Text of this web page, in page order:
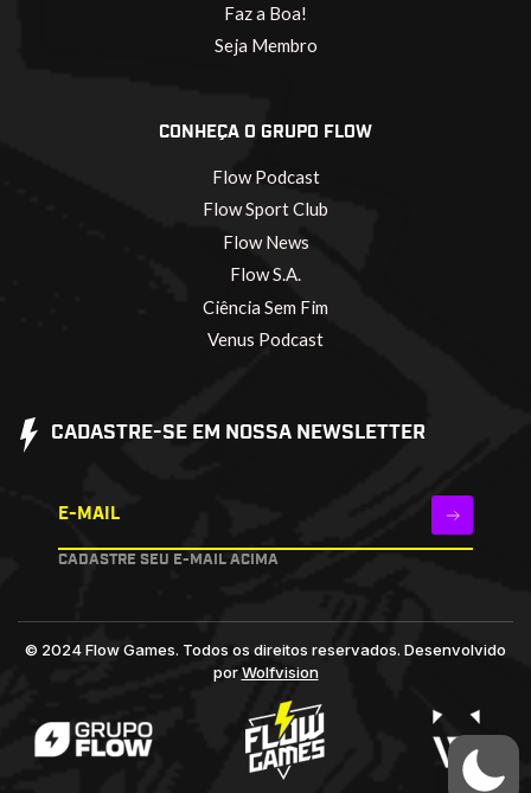
Faz a Boa!
Seja Membro
CONHEÇA O GRUPO FLOW
Flow Podcast
Flow Sport Club
Flow News
Flow S.A.
Ciência Sem Fim
Venus Podcast
CADASTRE-SE EM NOSSA NEWSLETTER
E-MAIL
CADASTRE SEU E-MAIL ACIMA
© 2024 Flow Games. Todos os direitos reservados. Desenvolvido
porWolfvision